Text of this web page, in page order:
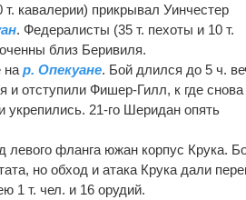
кавалерии) прикрывал Уинчестер
. Федералисты (35 т. пехоты и 10 т.
близ Беривиля.
нар. Опекуане. Бой длился до 5 ч.
и отступили Фишер-Гилл, к где снова
21-го Шеридан опять
левого фланга южан корпус Крука.
но обход и атака Крука дали
1 т. чел. и 16 орудий.